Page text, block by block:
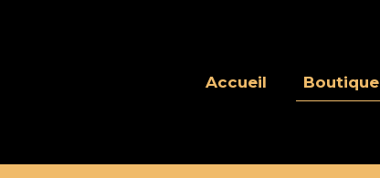
Accueil Boutique